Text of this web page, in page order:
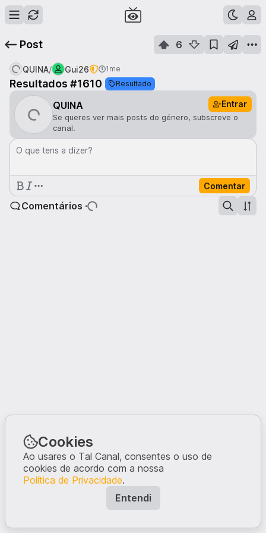
Post 6
QUINA/ Gui26 1me
Resultados #1610 Resultado
QUINA Entrar
Se queres ver mais posts do género, subscreve o
canal.
O que tens a dizer?
Comentar
Comentários ·
Cookies
Ao usares o Tal Canal, consentes o uso de
cookies de acordo com a nossa
Política de Privacidade.
Entendi